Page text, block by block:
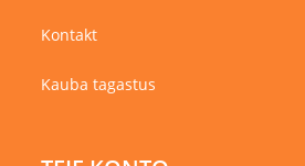
Kontakt
Kauba tagastus